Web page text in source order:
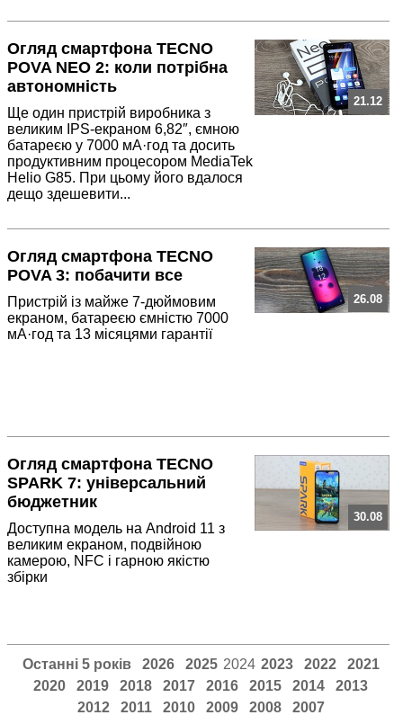
Огляд смартфона TECNO
POVA NEO 2: коли потрібна
автономність
Ще один пристрій виробника з
великим IPS-екраном 6,82″, ємною
батареєю у 7000 мА·год та досить
продуктивним процесором MediaTek
Helio G85. При цьому його вдалося
дещо здешевити...
21.12
Огляд смартфона TECNO
POVA 3: побачити все
Пристрій із майже 7-дюймовим
екраном, батареєю ємністю 7000
мА·год та 13 місяцями гарантії
26.08
Огляд смартфона TECNO
SPARK 7: універсальний
бюджетник
Доступна модель на Android 11 з
великим екраном, подвійною
камерою, NFC і гарною якістю
збірки
30.08
Останні 5 років 2026 2025 2024 2023 2022
2021
2020
2019 2018 2017 2016 2015 2014
2013
2012
2011 2010 2009 2008 2007